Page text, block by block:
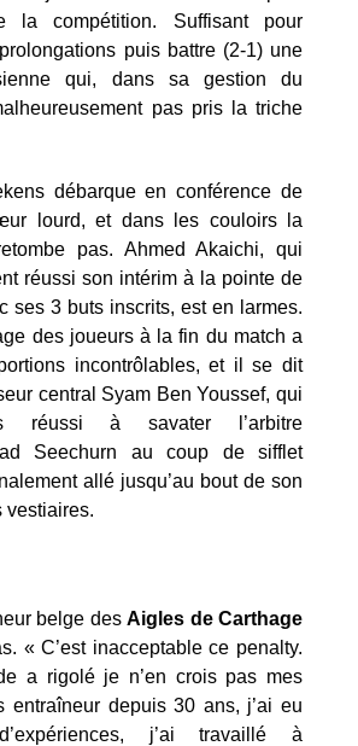
la compétition. Suffisant pour
puis battre (2-1) une
qui, dans sa gestion du
pas pris la triche
débarque en conférence de
lourd, et dans les couloirs la
pas. Ahmed Akaichi, qui
réussi son intérim à la pointe de
ses 3 buts inscrits, est en larmes.
des joueurs à la fin du match a
incontrôlables, et il se dit
central Syam Ben Youssef, qui
réussi à savater l’arbitre
Seechurn au coup de sifflet
allé jusqu’au bout de son
vestiaires.
belge des Aigles de Carthage
« C’est inacceptable ce penalty.
a rigolé je n’en crois pas mes
entraîneur depuis 30 ans, j’ai eu
j’ai travaillé à